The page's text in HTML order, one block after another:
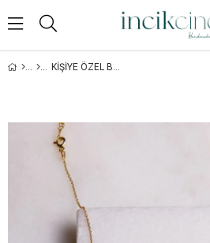
KIŞIYE ÖZEL BÜYÜK HARF KOLYE - GOLD